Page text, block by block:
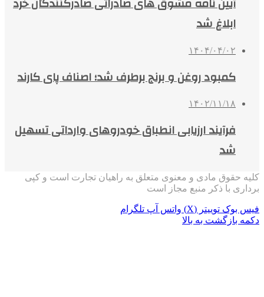
ابلاغ شد
۱۴۰۴/۰۴/۰۲
کمبود روغن و برنج برطرف شد؛ اصناف پای کارند
۱۴۰۲/۱۱/۱۸
فرآیند ارزیابی انطباق خودروهای وارداتی تسهیل
شد
کلیه حقوق مادی و معنوی متعلق به راهیان تجارت است و کپی
برداری با ذکر منبع مجاز است
فیس بوک توییتر (X) واتس آپ تلگرام
دکمه بازگشت به بالا